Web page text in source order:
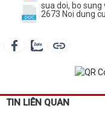
sua doi, bo sung
2673 Noi dung
TIN LIÊN QUAN